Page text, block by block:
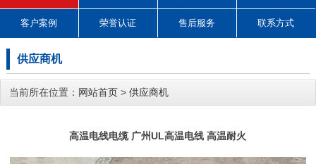
客户案例 荣誉认证 售后服务 联系方式
供应商机
当前所在位置： 网站首页 > 供应商机
高温电线电缆 广州UL高温电线 高温耐火